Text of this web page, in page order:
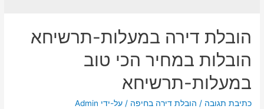
הובלת דירה במעלות-תרשיחא
הובלות במחיר הכי טוב
במעלות-תרשיחא
כתיבת תגובה / הובלת דירה בחיפה / על-ידי Admin